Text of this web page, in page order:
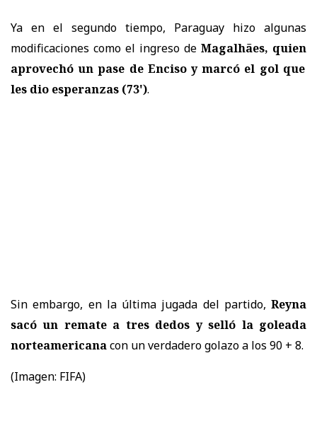
Ya en el segundo tiempo, Paraguay hizo algunas
modificaciones como el ingreso de Magalhães, quien
aprovechó un pase de Enciso y marcó el gol que
les dio esperanzas (73').
Sin embargo, en la última jugada del partido, Reyna
sacó un remate a tres dedos y selló la goleada
norteamericanacon un verdadero golazo a los 90 + 8.
(Imagen: FIFA)